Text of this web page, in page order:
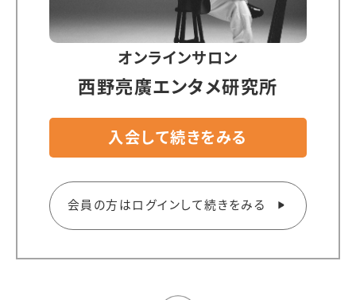
オンラインサロン
西野亮廣エンタメ研究所
入会して続きをみる
会員の方はログインして続きをみる